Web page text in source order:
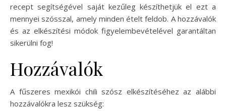
recept segítségével saját kezűleg készíthetjük el ezt a
mennyei szósszal, amely minden ételt feldob. A hozzávalók
és az elkészítési módok figyelembevételével garantáltan
sikerülni fog!
Hozzávalók
A fűszeres mexikói chili szósz elkészítéséhez az alábbi
hozzávalókra lesz szükség: